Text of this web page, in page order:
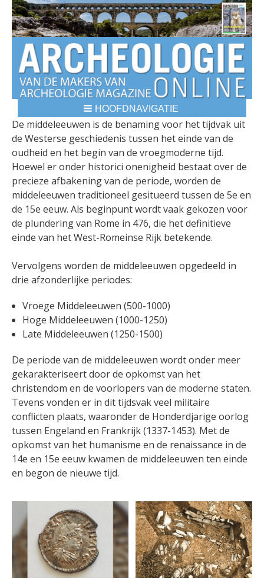
HOOFDNAVIGATIE
BREADCRUMBS
De middeleeuwen is de benaming voor het tijdvak uit
de Westerse geschiedenis tussen het einde van de
oudheid en het begin van de vroegmoderne tijd.
Hoewel er onder historici onenigheid bestaat over de
precieze afbakening van de periode, worden de
middeleeuwen traditioneel gesitueerd tussen de 5e en
de 15e eeuw. Als beginpunt wordt vaak gekozen voor
de plundering van Rome in 476, die het definitieve
einde van het West-Romeinse Rijk betekende.
Vervolgens worden de middeleeuwen opgedeeld in
drie afzonderlijke periodes:
Vroege Middeleeuwen (500-1000)
Hoge Middeleeuwen (1000-1250)
Late Middeleeuwen (1250-1500)
De periode van de middeleeuwen wordt onder meer
gekarakteriseert door de opkomst van het
christendom en de voorlopers van de moderne staten.
Tevens vonden er in dit tijdsvak veel militaire
conflicten plaats, waaronder de Honderdjarige oorlog
tussen Engeland en Frankrijk (1337-1453). Met de
opkomst van het humanisme en de renaissance in de
14e en 15e eeuw kwamen de middeleeuwen ten einde
en begon de nieuwe tijd.